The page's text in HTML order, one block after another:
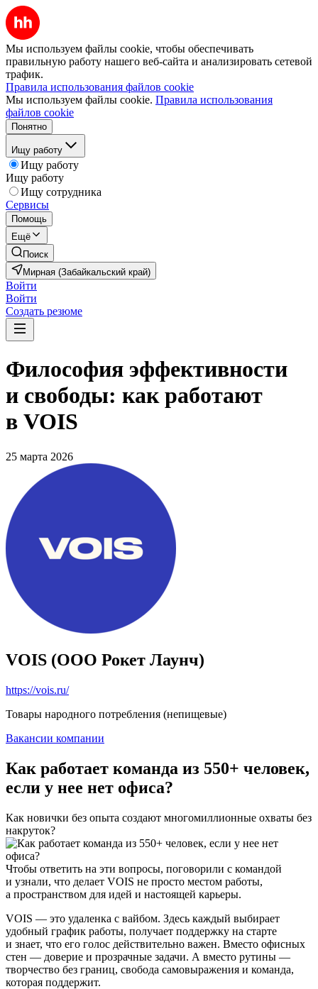
Мы используем файлы cookie, чтобы обеспечивать
правильную работу нашего веб-сайта и анализировать сетевой
трафик.
Правила использования файлов cookie
Мы используем файлы cookie. Правила использования
файлов cookie
Понятно
Ищу работу
Ищу работу
Ищу работу
Ищу сотрудника
Сервисы
Помощь
Ещё
Поиск
Мирная (Забайкальский край)
Войти
Войти
Создать резюме
Философия эффективности
и свободы: как работают
в VOIS
25 марта 2026
VOIS (ООО Рокет Лаунч)
https://vois.ru/
Товары народного потребления (непищевые)
Вакансии компании
Как работает команда из 550+ человек,
если у нее нет офиса?
Как новички без опыта создают многомиллионные охваты без
накруток?
Чтобы ответить на эти вопросы, поговорили с командой
и узнали, что делает VOIS не просто местом работы,
а пространством для идей и настоящей карьеры.
VOIS — это удаленка с вайбом. Здесь каждый выбирает
удобный график работы, получает поддержку на старте
и знает, что его голос действительно важен. Вместо офисных
стен — доверие и прозрачные задачи. А вместо рутины —
творчество без границ, свобода самовыражения и команда,
которая поддержит.